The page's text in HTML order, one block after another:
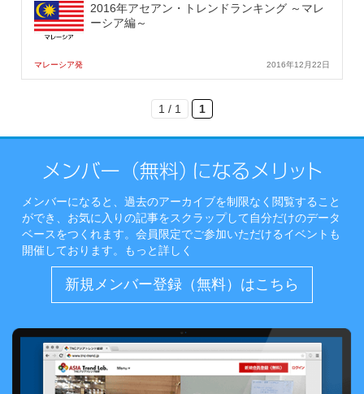
2016年アセアン・トレンドランキング ～マレ
ーシア編～
マレーシア発 2016年12月22日
1 / 1 1
メンバーになると、過去のアーカイブを制限なく閲覧すること
ができ、お気に入りの記事をスクラップして自分だけのデータ
ベースをつくれます。会員限定でご参加いただけるイベントも
開催しております。
もっと詳しく
新規メンバー登録（無料）はこちら